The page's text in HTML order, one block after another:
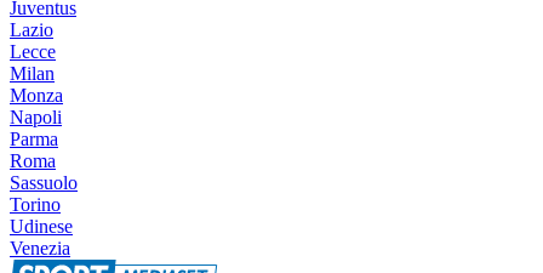
Juventus
Lazio
Lecce
Milan
Monza
Napoli
Parma
Roma
Sassuolo
Torino
Udinese
Venezia